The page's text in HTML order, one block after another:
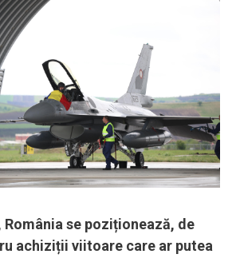
România se poziționează, de
achiziții viitoare care ar putea